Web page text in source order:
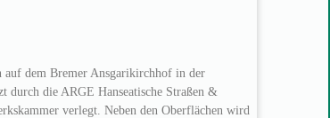
auf dem Bremer Ansgarikirchhof in der
durch die ARGE Hanseatische Straßen &
verlegt. Neben den Oberflächen wird